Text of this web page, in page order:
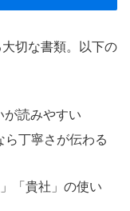
切な書類。以下の
が読みやすい
ら丁寧さが伝わる
」「貴社」の使い